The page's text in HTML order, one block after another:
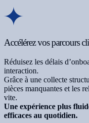
Accélérez vos parcours
Réduisez les délais
interaction.
Grâce à une collecte
pièces manquantes et les
vite.
Une expérience plus
efficaces au quotidien.